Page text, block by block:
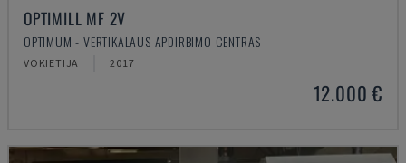
OPTIMILL MF 2V
OPTIMUM - VERTIKALAUS APDIRBIMO CENTRAS
VOKIETIJA 2017
12.000 €